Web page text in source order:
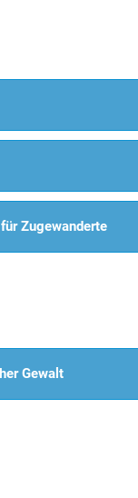
Zugewanderte
Gewalt